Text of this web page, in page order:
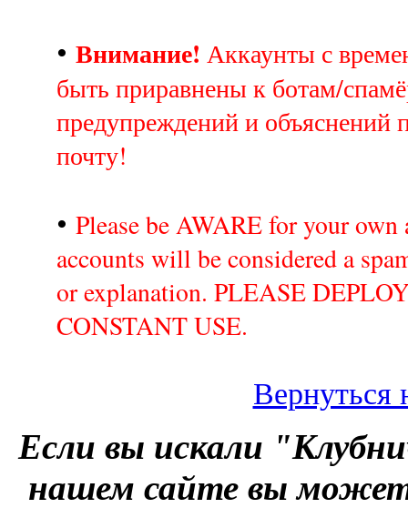
• Внимание! Аккаунты с
быть приравнены к ботам/
предупреждений и объяснений
почту!
• Please be AWARE for your
accounts will be considered a
or explanation. PLEASE
CONSTANT USE.
Вернуться
Если вы искали
нашем сайте вы